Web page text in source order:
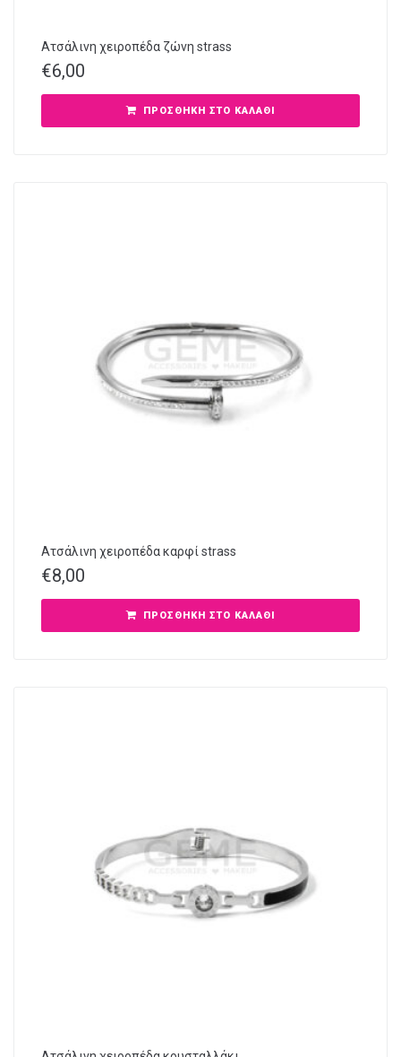
Ατσάλινη χειροπέδα ζώνη strass
€6,00
ΠΡΟΣΘΉΚΗ ΣΤΟ ΚΑΛΆΘΙ
Ατσάλινη χειροπέδα καρφί strass
€8,00
ΠΡΟΣΘΉΚΗ ΣΤΟ ΚΑΛΆΘΙ